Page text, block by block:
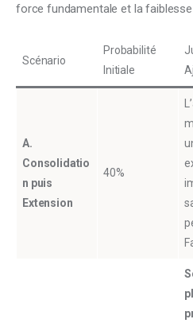
force fundamentale et la faiblesse
Scénario
Probabilité
Initiale
A.
Consolidatio
n puis
Extension
40%